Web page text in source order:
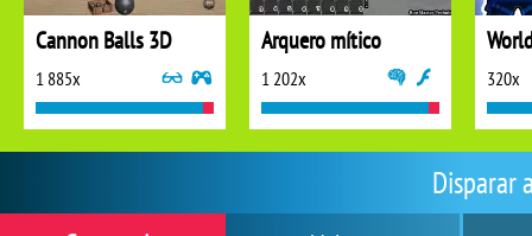
Disparar
Cannon Balls 3D
1 885x
Arquero mítico
1 202x 320x